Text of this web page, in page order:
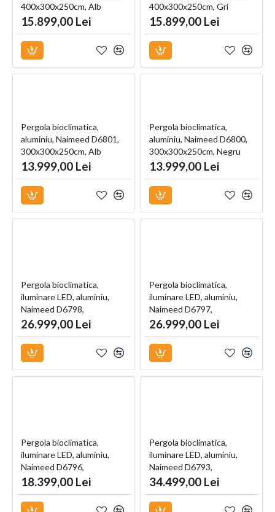
400x300x250cm, Alb
15.899,00 Lei
400x300x250cm, Gri
antracit
15.899,00 Lei
Pergola bioclimatica,
aluminiu, Naimeed D6801,
300x300x250cm, Alb
13.999,00 Lei
Pergola bioclimatica,
aluminiu, Naimeed D6800,
300x300x250cm, Negru
13.999,00 Lei
Pergola bioclimatica,
iluminare LED, aluminiu,
Naimeed D6798,
600x300x250cm, Negru
26.999,00 Lei
Pergola bioclimatica,
iluminare LED, aluminiu,
Naimeed D6797,
600x300x250cm, Gri
26.999,00 Lei
Pergola bioclimatica,
iluminare LED, aluminiu,
Naimeed D6796,
400x300x250cm, Alb
18.399,00 Lei
Pergola bioclimatica,
iluminare LED, aluminiu,
Naimeed D6793,
600x400x250cm, Alb
34.499,00 Lei